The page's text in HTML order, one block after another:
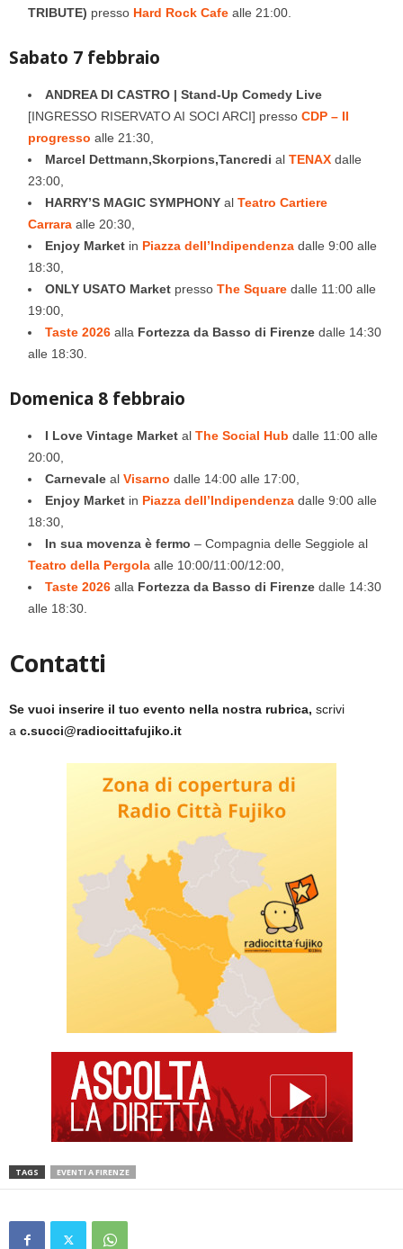
TRIBUTE) presso Hard Rock Cafe alle 21:00.
Sabato 7 febbraio
ANDREA DI CASTRO | Stand-Up Comedy Live
[INGRESSO RISERVATO AI SOCI ARCI] presso CDP – Il
progresso alle 21:30,
Marcel Dettmann,Skorpions,Tancredi al TENAX dalle
23:00,
HARRY’S MAGIC SYMPHONY al Teatro Cartiere
Carrara alle 20:30,
Enjoy Market in Piazza dell’Indipendenza dalle 9:00 alle
18:30,
ONLY USATO Market presso The Square dalle 11:00 alle
19:00,
Taste 2026 alla Fortezza da Basso di Firenze dalle 14:30
alle 18:30.
Domenica 8 febbraio
I Love Vintage Market al The Social Hub dalle 11:00 alle
20:00,
Carnevale al Visarno dalle 14:00 alle 17:00,
Enjoy Market in Piazza dell’Indipendenza dalle 9:00 alle
18:30,
In sua movenza è fermo – Compagnia delle Seggiole al
Teatro della Pergola alle 10:00/11:00/12:00,
Taste 2026 alla Fortezza da Basso di Firenze dalle 14:30
alle 18:30.
Contatti
Se vuoi inserire il tuo evento nella nostra rubrica, scrivi
a c.succi@radiocittafujiko.it
TAGS EVENTI A FIRENZE